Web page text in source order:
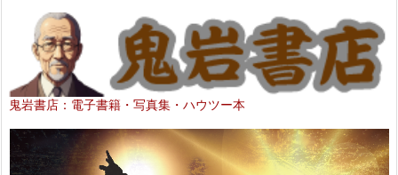
鬼岩書店：電子書籍・写真集・ハウツー本